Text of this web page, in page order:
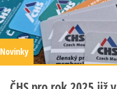
Novinky